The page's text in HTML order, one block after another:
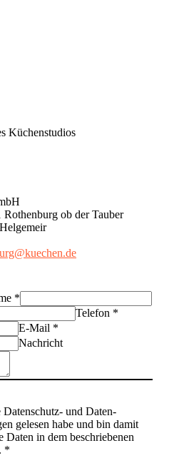
Küchenstudios
ob der Tauber
*
Telefon *
E-Mail *
Nachricht
Datenschutz- und Daten­
gelesen habe und bin damit
Daten in dem beschriebenen
*